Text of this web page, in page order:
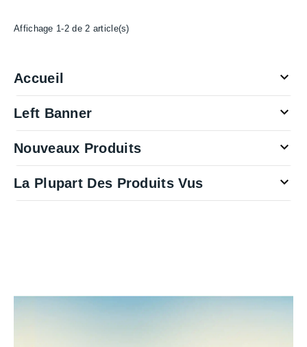
Affichage 1-2 de 2 article(s)
Accueil 
Left Banner 
Nouveaux Produits 
La Plupart Des Produits Vus 